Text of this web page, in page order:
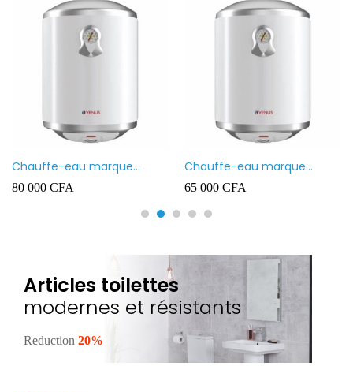
Chauffe-eau marque
VENUS 80L
80 000 CFA
Chauffe-eau marque
VENUS 50L
65 000 CFA
Articles toilettes
modernes et résistants
Reduction 20%